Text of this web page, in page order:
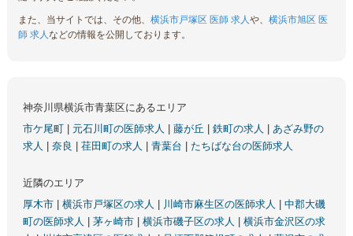
また、当サイトでは、その他、 横浜市戸塚区 医師 求人や、 横浜市旭区 医
師 求人などの情報を公開しております。
神奈川県横浜市青葉区にあるエリア
市ケ尾町
元石川町の医師求人 藤が丘 鉄町の求人
あざみ野の
求人
奈良 荏田町の求人 青葉台 たちばな台の医師求人
近隣のエリア
厚木市
横浜市戸塚区の求人 川崎市麻生区の医師求人
中郡大磯
町の医師求人
茅ヶ崎市 横浜市磯子区の求人
横浜市金沢区の求